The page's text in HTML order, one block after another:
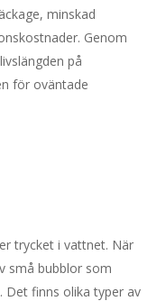
minskad
Genom
på
för oväntade
trycket i vattnet. När
små bubblor som
Det finns olika typer av